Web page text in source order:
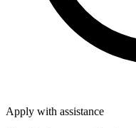
Apply with assistance